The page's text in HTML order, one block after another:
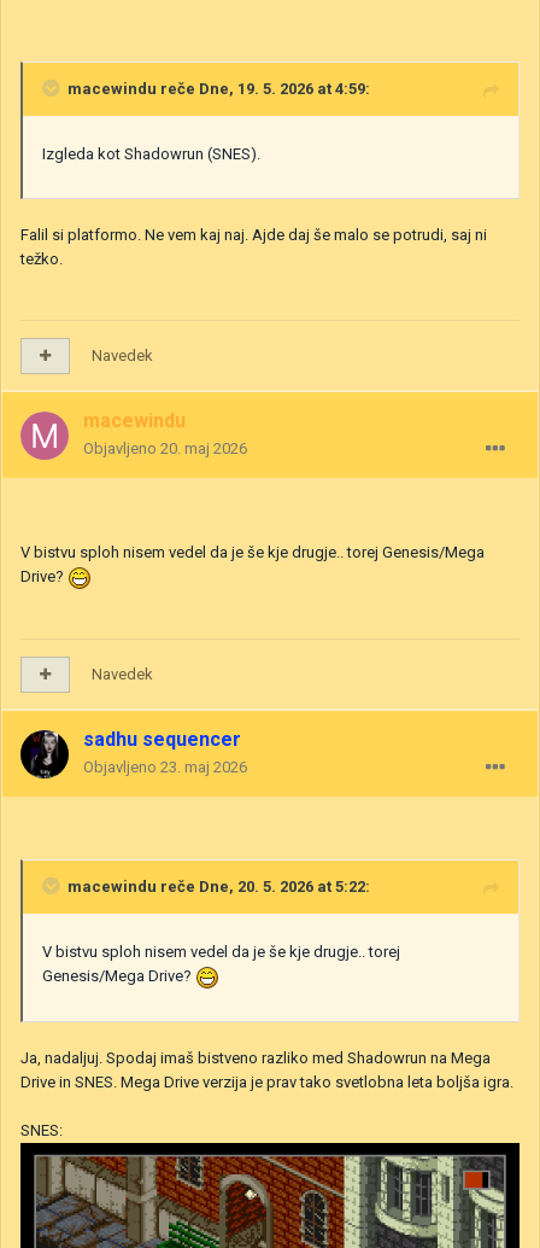
macewindu reče Dne, 19. 5. 2026 at 4:59:
Izgleda kot Shadowrun (SNES).
Falil si platformo. Ne vem kaj naj. Ajde daj še malo se potrudi, saj ni
težko.
Navedek
macewindu
Objavljeno 20. maj 2026
V bistvu sploh nisem vedel da je še kje drugje.. torej Genesis/Mega
Drive?
Navedek
sadhu sequencer
Objavljeno 23. maj 2026
macewindu reče Dne, 20. 5. 2026 at 5:22:
V bistvu sploh nisem vedel da je še kje drugje.. torej
Genesis/Mega Drive?
Ja, nadaljuj. Spodaj imaš bistveno razliko med Shadowrun na Mega
Drive in SNES. Mega Drive verzija je prav tako svetlobna leta boljša igra.
SNES: